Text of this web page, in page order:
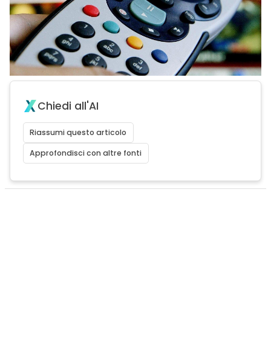
Chiedi all'AI
Riassumi questo articolo
Approfondisci con altre fonti